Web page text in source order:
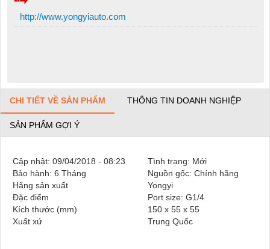
http://www.yongyiauto.com
CHI TIẾT VỀ SẢN PHẨM THÔNG TIN DOANH NGHIỆP
SẢN PHẨM GỢI Ý
Cập nhật: 09/04/2018 - 08:23 Tình trạng: Mới
Bảo hành: 6 Tháng Nguồn gốc: Chính hãng
Hãng sản xuất
Yongyi
Đặc điểm
Port size: G1/4
Kích thước (mm)
150 x 55 x 55
Xuất xứ
Trung Quốc